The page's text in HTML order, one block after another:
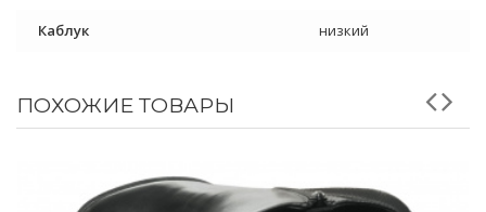
Каблук низкий
ПОХОЖИЕ ТОВАРЫ